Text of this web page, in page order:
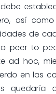
así
de
peer-to-
ad hoc,
en las
quedaría